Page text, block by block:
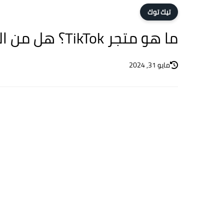
تيك توك
ما هو متجر TikTok؟ هل من الآمن الشراء من متجر تيك توك؟
مايو 31, 2024